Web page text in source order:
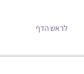
לראש הדף